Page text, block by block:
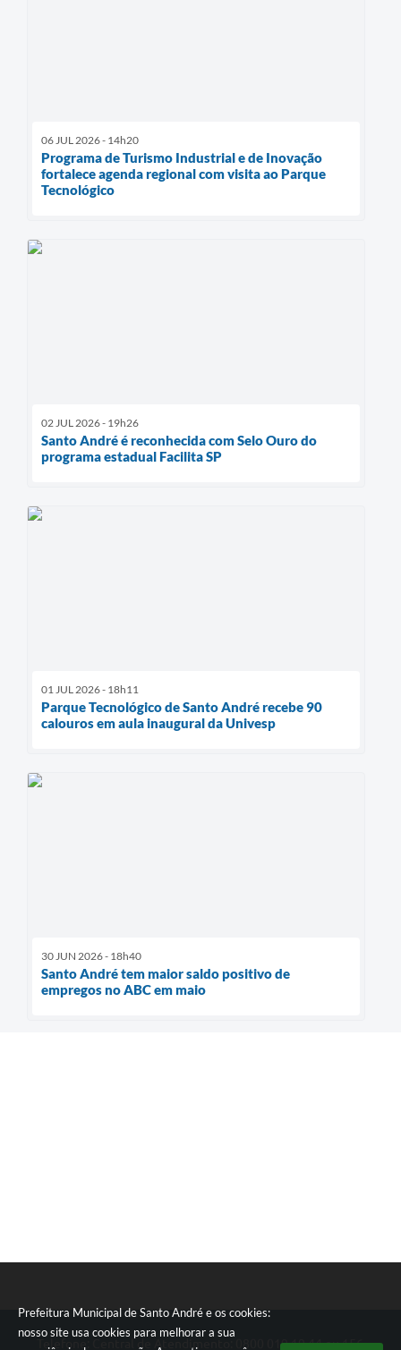
Prefeitura Municipal de Santo André e os cookies:
nosso site usa cookies para melhorar a sua
06 JUL 2026 - 14h20
Programa de Turismo Industrial e de Inovação
fortalece agenda regional com visita ao Parque
Tecnológico
02 JUL 2026 - 19h26
Santo André é reconhecida com Selo Ouro do
programa estadual Facilita SP
01 JUL 2026 - 18h11
Parque Tecnológico de Santo André recebe 90
calouros em aula inaugural da Univesp
30 JUN 2026 - 18h40
Santo André tem maior saldo positivo de
empregos no ABC em maio
Telefone: Central de Atendimento: 0800 019 19 44 ou 156